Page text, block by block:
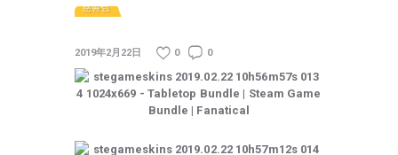
慈善包
2019年2月22日 0 0